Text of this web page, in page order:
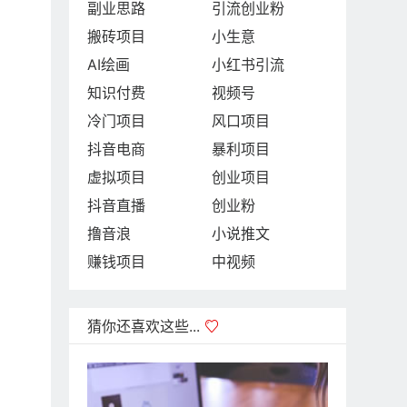
副业思路
引流创业粉
搬砖项目
小生意
AI绘画
小红书引流
知识付费
视频号
冷门项目
风口项目
抖音电商
暴利项目
虚拟项目
创业项目
抖音直播
创业粉
撸音浪
小说推文
赚钱项目
中视频
猜你还喜欢这些... 